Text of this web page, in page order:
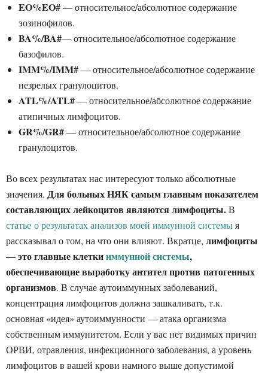
EO%EO#— относительное/абсолютное содержание
эозинофилов.
BA%/BA#— относительное/абсолютное содержание
базофилов.
IMM%/IMM#— относительное/абсолютное содержание
незрелых гранулоцитов.
ATL%/ATL#— относительное/абсолютное содержание
атипичных лимфоцитов.
GR%/GR#— относительное/абсолютное содержание
гранулоцитов.
Во всех результатах нас интересуют только абсолютные
значения. Для больных НЯК самым главным показателем
составляющих лейкоцитов являются лимфоциты.В
статье о результатах анализов моей иммунной системыя
рассказывал о том, на что они влияют. Вкратце, лимфоциты
— это главные клеткииммунной системы,
обеспечивающие выработку антител против патогенных
организмов. В случае аутоиммунных заболеваний,
концентрация лимфоцитов должна зашкаливать, т.к.
основная «идея» аутоиммунности — атака организма
собственным иммунитетом. Если у вас нет видимых причин
ОРВИ, отравления, инфекционного заболевания, а уровень
лимфоцитов в вашей крови намного выше допустимой